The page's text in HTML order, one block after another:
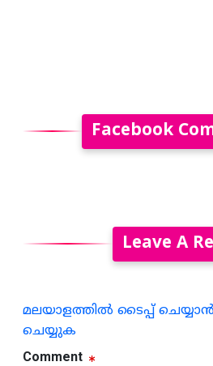
Facebook
Leave A
മലയാളത്തില്‍ ടൈപ്പ് ചെയ്യാന്‍
ചെയ്യുക
Comment